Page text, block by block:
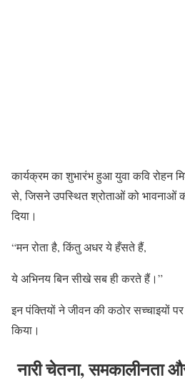
कार्यक्रम का शुभारंभ हुआ युवा कवि रोहन
से, जिसने उपस्थित श्रोताओं को भावनाओं
दिया।
“मन रोता है, किंतु अधर ये हँसते हैं,
ये अभिनय बिन सीखे सब ही करते हैं।”
इन पंक्तियों ने जीवन की कठोर सच्चाइयों
किया।
नारी चेतना, समकालीनता